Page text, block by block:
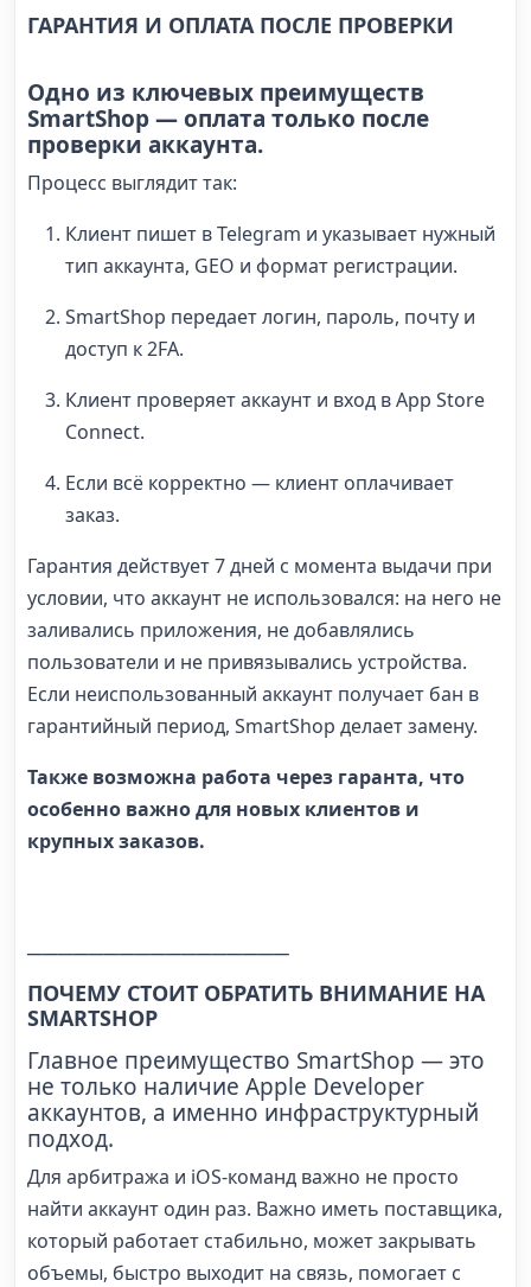
ГАРАНТИЯ И ОПЛАТА ПОСЛЕ ПРОВЕРКИ
Одно из ключевых преимуществ
SmartShop — оплата только после
проверки аккаунта.
Процесс выглядит так:
Клиент пишет в Telegram и указывает нужный
тип аккаунта, GEO и формат регистрации.
SmartShop передает логин, пароль, почту и
доступ к 2FA.
Клиент проверяет аккаунт и вход в App Store
Connect.
Если всё корректно — клиент оплачивает
заказ.
Гарантия действует 7 дней с момента выдачи при
условии, что аккаунт не использовался: на него не
заливались приложения, не добавлялись
пользователи и не привязывались устройства.
Если неиспользованный аккаунт получает бан в
гарантийный период, SmartShop делает замену.
Также возможна работа через гаранта, что
особенно важно для новых клиентов и
крупных заказов.
─────────────────
ПОЧЕМУ СТОИТ ОБРАТИТЬ ВНИМАНИЕ НА
SMARTSHOP
Главное преимущество SmartShop — это
не только наличие Apple Developer
аккаунтов, а именно инфраструктурный
подход.
Для арбитража и iOS-команд важно не просто
найти аккаунт один раз. Важно иметь поставщика,
который работает стабильно, может закрывать
объемы, быстро выходит на связь, помогает с